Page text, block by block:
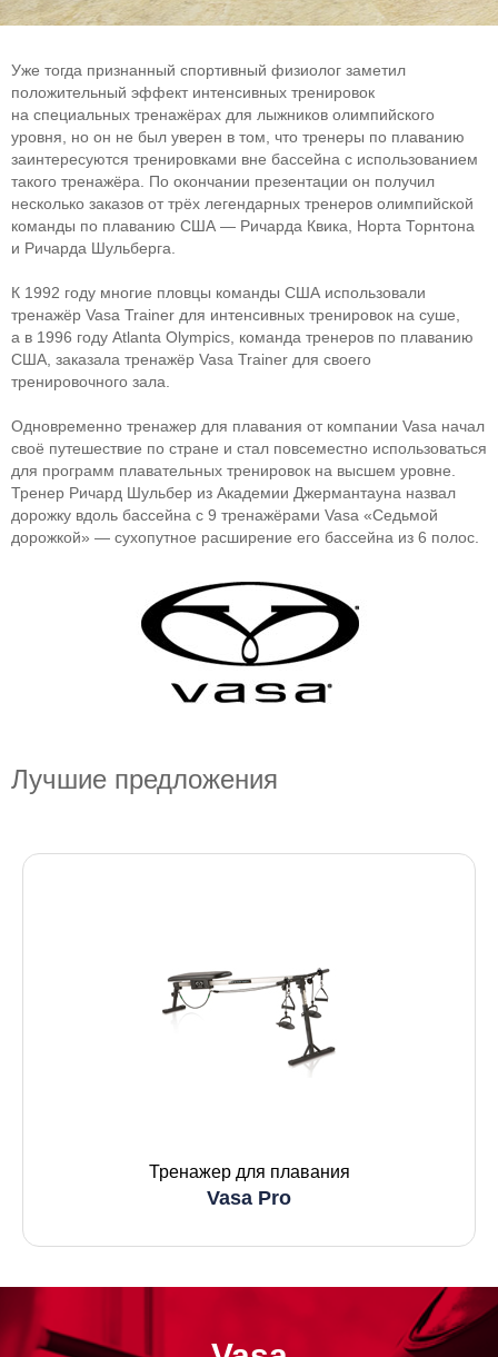
Уже тогда признанный спортивный физиолог заметил
положительный эффект интенсивных тренировок
на специальных тренажёрах для лыжников олимпийского
уровня, но он не был уверен в том, что тренеры по плаванию
заинтересуются тренировками вне бассейна с использованием
такого тренажёра. По окончании презентации он получил
несколько заказов от трёх легендарных тренеров олимпийской
команды по плаванию США — Ричарда Квика, Норта Торнтона
и Ричарда Шульберга.
К 1992 году многие пловцы команды США использовали
тренажёр Vasa Trainer для интенсивных тренировок на суше,
а в 1996 году Atlanta Olympics, команда тренеров по плаванию
США, заказала тренажёр Vasa Trainer для своего
тренировочного зала.
Одновременно тренажер для плавания от компании Vasa начал
своё путешествие по стране и стал повсеместно использоваться
для программ плавательных тренировок на высшем уровне.
Тренер Ричард Шульбер из Академии Джермантауна назвал
дорожку вдоль бассейна с 9 тренажёрами Vasa «Седьмой
дорожкой» — сухопутное расширение его бассейна из 6 полос.
Лучшие предложения
Тренажер для плавания
Vasa Pro